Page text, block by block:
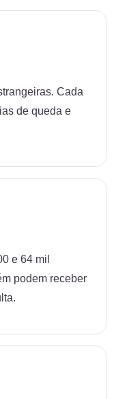
Cada
de queda e
e 64 mil
podem receber